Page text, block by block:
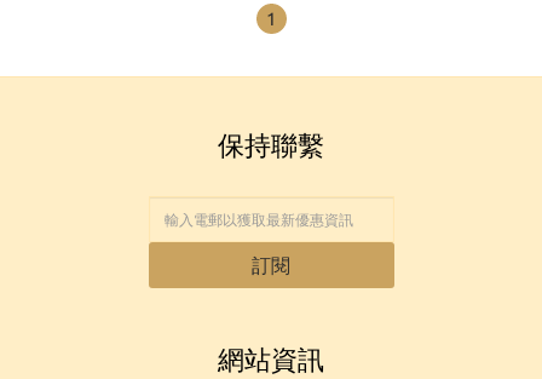
1
保持聯繫
訂閱
網站資訊